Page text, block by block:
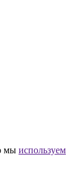
мы используем